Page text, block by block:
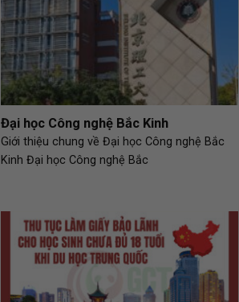
Đại học Công nghệ Bắc Kinh
Giới thiệu chung về Đại học Công nghệ Bắc
Kinh Đại học Công nghệ Bắc